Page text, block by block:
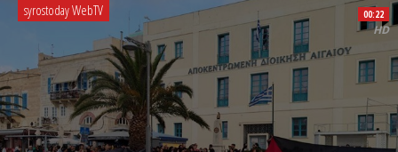
syrostoday WebTV 00:22
HD